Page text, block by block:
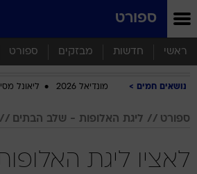
ספורט
ראשי חדשות מבזקים ספורט
נושאים חמים מונדיאל 2026 ליאונל מסי
ספורט ליגת האלופות - שלב הבתים
לאציו ליגת